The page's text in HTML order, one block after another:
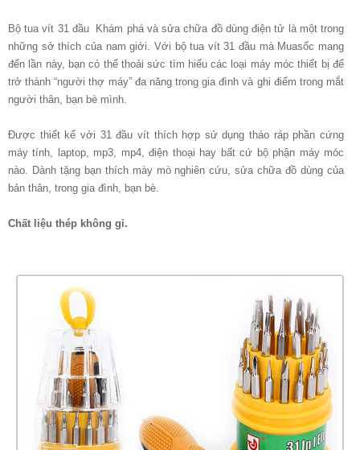
Bộ tua vít 31 đầu Khám phá và sửa chữa đồ dùng điện tử là một trong
những sở thích của nam giới. Với bộ tua vít 31 đầu mà Muasốc mang
đến lần này, bạn có thể thoải sức tìm hiểu các loại máy móc thiết bị để
trở thành “người thợ máy” đa năng trong gia đình và ghi điểm trong mắt
người thân, bạn bè mình.
Được thiết kế với 31 đầu vít thích hợp sử dụng tháo ráp phần cứng
máy tính, laptop, mp3, mp4, điện thoại hay bất cứ bộ phận máy móc
nào. Dành tặng bạn thích mày mò nghiên cứu, sửa chữa đồ dùng của
bản thân, trong gia đình, bạn bè.
Chất liệu thép không gỉ.